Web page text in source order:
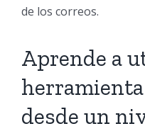
de los correos.
Aprende a
desde un